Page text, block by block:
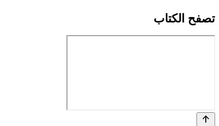
تصفح الكتاب